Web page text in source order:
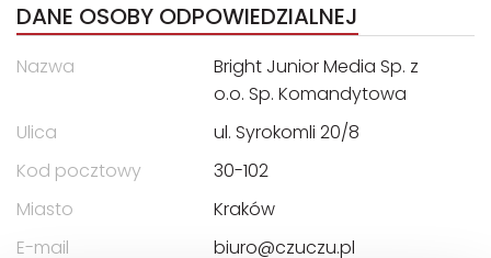
DANE OSOBY ODPOWIEDZIALNEJ
Nazwa
Bright Junior Media Sp. z
o.o. Sp. Komandytowa
Ulica
ul. Syrokomli 20/8
Kod pocztowy
30-102
Miasto
Kraków
E-mail
biuro@czuczu.pl